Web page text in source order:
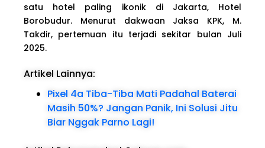
satu hotel paling ikonik di Jakarta, Hotel
Borobudur. Menurut dakwaan Jaksa KPK, M.
Takdir, pertemuan itu terjadi sekitar bulan Juli
2025.
Artikel Lainnya:
Pixel 4a Tiba-Tiba Mati Padahal Baterai
Masih 50%? Jangan Panik, Ini Solusi Jitu
Biar Nggak Parno Lagi!